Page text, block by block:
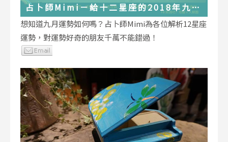
占卜師Mimi－給十二星座的2018年九月
運勢小叮嚀
想知道九月運勢如何嗎？占卜師Mimi為各位解析12星座
運勢，對運勢好奇的朋友千萬不能錯過！